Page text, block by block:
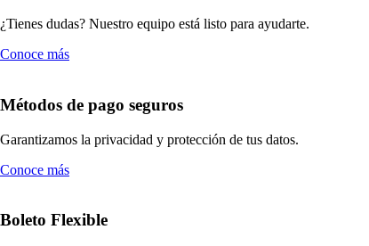
¿Tienes dudas? Nuestro equipo está listo para ayudarte.
Conoce más
Métodos de pago seguros
Garantizamos la privacidad y protección de tus datos.
Conoce más
Boleto Flexible